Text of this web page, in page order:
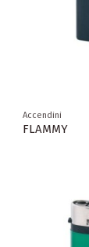
Accendini
FLAMMY